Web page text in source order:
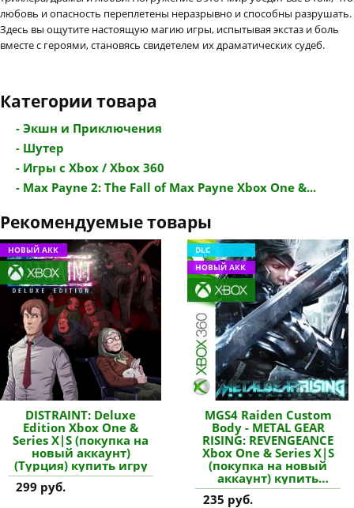
любовь и опасность переплетены неразрывно и способны разрушать.
Здесь вы ощутите настоящую магию игры, испытывая экстаз и боль
вместе с героями, становясь свидетелем их драматических судеб.
Категории товара
- Экшн и Приключения
- Шутер
- Игры с Xbox / Xbox 360
- Max Payne 2: The Fall of Max Payne Xbox One &...
Рекомендуемые товары
НОВЫЙ АКК
DISTRAINT: Deluxe
Edition Xbox One &
Series X|S (покупка на
новый аккаунт)
(Турция) купить игру
299 руб.
DLC
НОВЫЙ АКК
MGS4 Raiden Custom
Body - METAL GEAR
RISING: REVENGEANCE
Xbox One & Series X|S
(покупка на новый
аккаунт) купить
дополнение
235 руб.